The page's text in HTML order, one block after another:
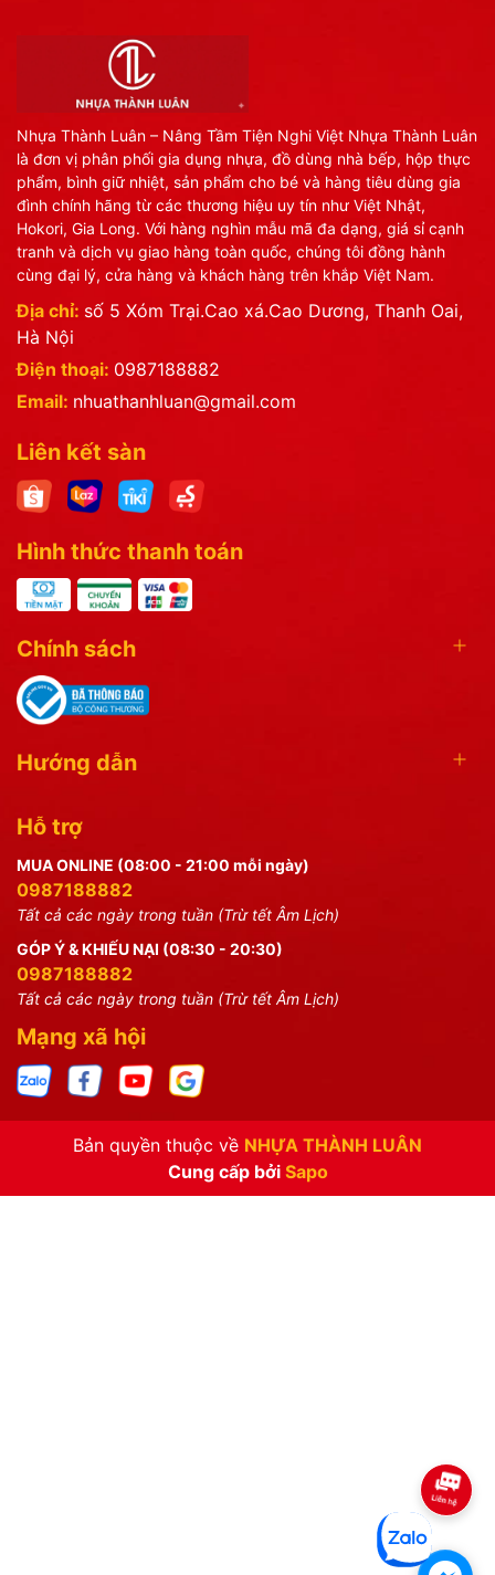
Nhựa Thành Luân – Nâng Tầm Tiện Nghi Việt Nhựa Thành Luân
là đơn vị phân phối gia dụng nhựa, đồ dùng nhà bếp, hộp thực
phẩm, bình giữ nhiệt, sản phẩm cho bé và hàng tiêu dùng gia
đình chính hãng từ các thương hiệu uy tín như Việt Nhật,
Hokori, Gia Long. Với hàng nghìn mẫu mã đa dạng, giá sỉ cạnh
tranh và dịch vụ giao hàng toàn quốc, chúng tôi đồng hành
cùng đại lý, cửa hàng và khách hàng trên khắp Việt Nam.
Địa chỉ: số 5 Xóm Trại.Cao xá.Cao Dương, Thanh Oai,
Hà Nội
Điện thoại: 0987188882
Email: nhuathanhluan@gmail.com
Liên kết sàn
Hình thức thanh toán
Chính sách
Hướng dẫn
Hỗ trợ
MUA ONLINE (08:00 - 21:00 mỗi ngày)
0987188882
Tất cả các ngày trong tuần (Trừ tết Âm Lịch)
GÓP Ý & KHIẾU NẠI (08:30 - 20:30)
0987188882
Tất cả các ngày trong tuần (Trừ tết Âm Lịch)
Mạng xã hội
Bản quyền thuộc về NHỰA THÀNH LUÂN
Cung cấp bởi Sapo